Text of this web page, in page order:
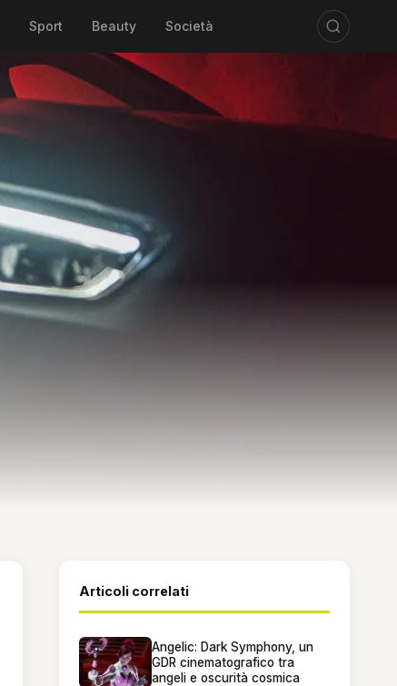
Sport Beauty Società
Articoli correlati
Angelic: Dark Symphony, un
GDR cinematografico tra
angeli e oscurità cosmica